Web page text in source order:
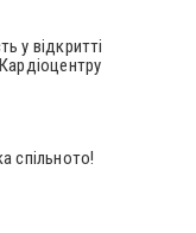
у відкритті
спільното!